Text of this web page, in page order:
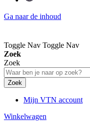
Ga naar de inhoud
Toggle Nav Toggle Nav
Zoek
Zoek
Zoek
Mijn VTN account
Winkelwagen